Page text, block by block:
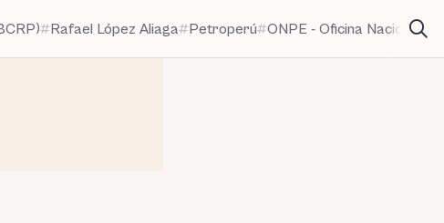
Rafael López Aliaga Petroperú ONPE - Oficina Nacional